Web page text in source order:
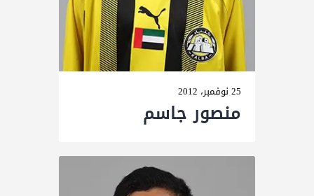
25 نوفمبر، 2012
منصور جاسم